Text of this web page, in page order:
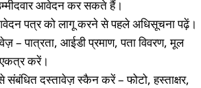
आवेदन कर सकते हैं।
आवेदन पत्र को लागू करने से पहले अधिसूचना पढ़ें।
– पात्रता, आईडी प्रमाण, पता विवरण, मूल
करें।
से संबंधित दस्तावेज़ स्कैन करें – फोटो, हस्ताक्षर,